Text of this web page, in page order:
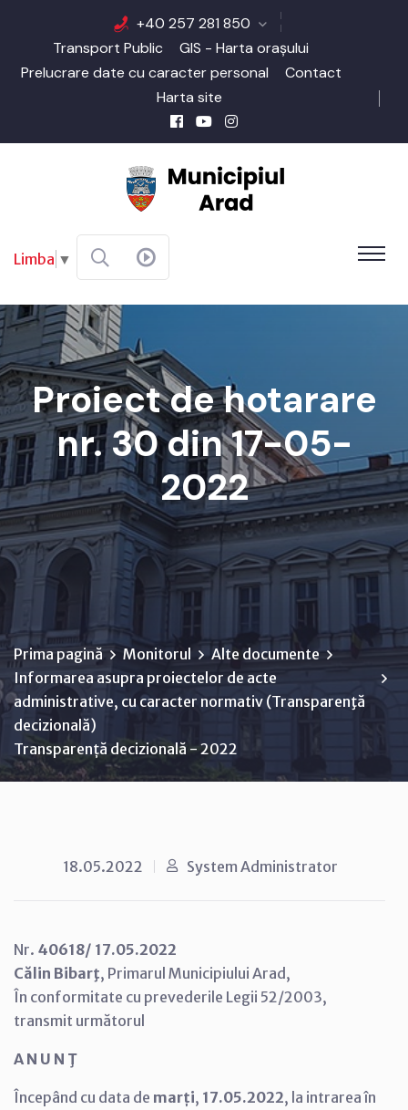
+40 257 281 850
Transport Public
GIS - Harta orașului
Prelucrare date cu caracter personal
Contact
Harta site
Limba ▼
Proiect de hotarare
nr. 30 din 17-05-
2022
Prima pagină Monitorul
Alte documente
Informarea asupra proiectelor de acte
administrative, cu caracter normativ (Transparenţă
decizională)
Transparență decizională - 2022
18.05.2022 System Administrator
Nr. 40618/ 17.05.2022
Călin Bibarţ, Primarul Municipiului Arad,
În conformitate cu prevederile Legii 52/2003,
transmit următorul
A N U N Ţ
Începând cu data de marți, 17.05.2022, la intrarea în